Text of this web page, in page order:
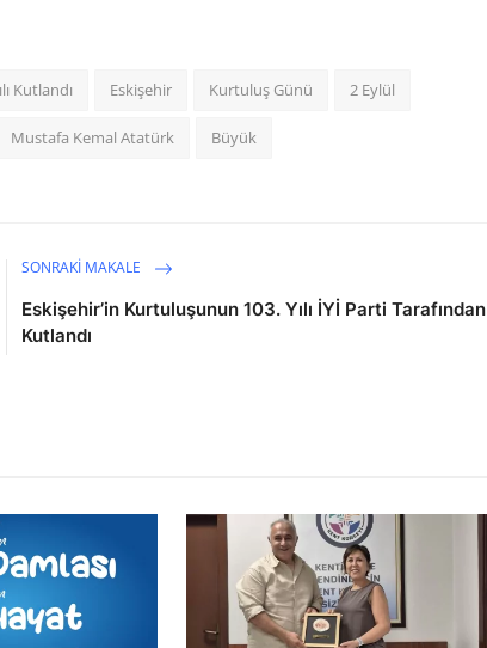
Kutlandı Eskişehir Kurtuluş Günü 2 Eylül
Mustafa Kemal Atatürk Büyük
SONRAKI MAKALE
Eskişehir’in Kurtuluşunun 103. Yılı İYİ Parti Tarafından
Kutlandı